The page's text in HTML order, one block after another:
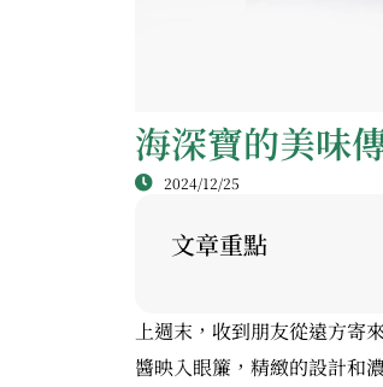
海深寶的美味
2024/12/25
文章重點
上週末，收到朋友從遠方
醬映入眼簾，精緻的設計和